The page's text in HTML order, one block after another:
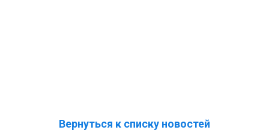
Вернуться к списку новостей